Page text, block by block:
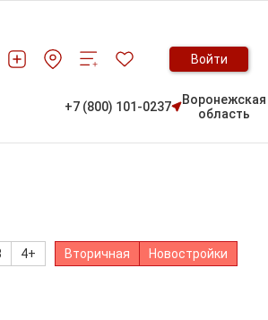
Войти
+7 (800) 101-0237
Воронежская
область
4+ Вторичная Новостройки